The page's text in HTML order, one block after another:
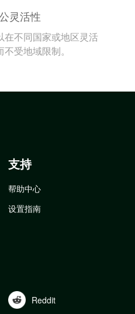
灵活性
在不同国家或地区灵活
受地域限制。
支持
帮助中心
设置指南
Reddit